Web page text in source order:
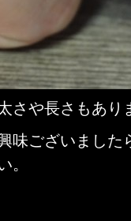
さや長さもあり
味ございました
。